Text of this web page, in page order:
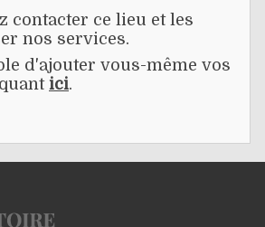
contacter ce lieu et les
nos services.
d'ajouter vous-même vos
ici.